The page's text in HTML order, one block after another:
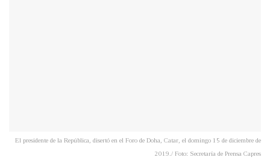
El presidente de la República, disertó en el Foro de Doha, Catar, el domingo 15 de diciembre de
2019./ Foto: Secretaría de Prensa Capres